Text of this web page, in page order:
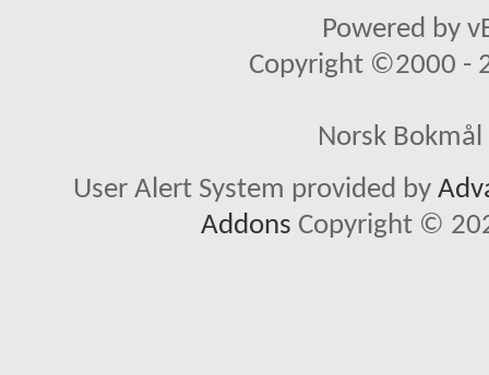
Powered by
Copyright ©2000 -
Norsk
User Alert System provided by
Addons Copyright ©